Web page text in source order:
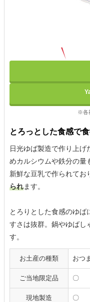
※各
とろっとした食感で
日光ゆば製造で作り上げ
めカルシウムや鉄分の量
新鮮な豆乳で作られてお
られます。
とろりとした食感のゆ
すさは抜群。鍋やゆばし
す。
お土産の種類 おつ
ご当地限定品 〇
現地製造 〇